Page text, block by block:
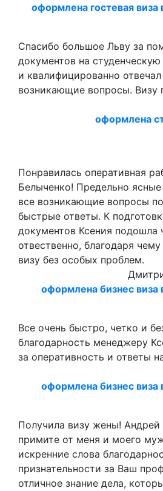
оформлена гостевая
Спасибо большое Льву за
документов на
и квалифицированно
возникающие вопросы. Визу
оформлена
Понравилась оперативная
Белыченко! Предельно
все возникающие вопросы
быстрые ответы. К
документов Ксения подошла
отвественно, благодаря
визу без особых проблем.
оформлена бизнес
Все очень быстро, четко и
благодарность менеджеру
за оперативность и ответы
оформлена бизнес
Получила визу жены! Андрей
примите от меня и моего
искренние слова
признательности за Ваш
отличное знание дела,